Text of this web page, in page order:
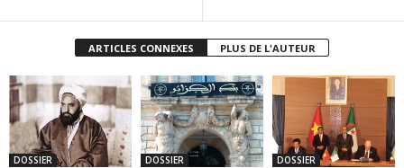
ARTICLES CONNEXES PLUS DE L'AUTEUR
DOSSIER DOSSIER DOSSIER